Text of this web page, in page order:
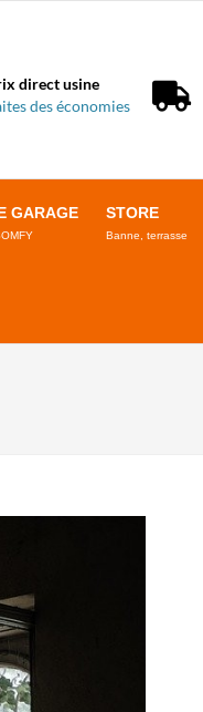
direct usine
des économies
GARAGE STORE
Banne, terrasse